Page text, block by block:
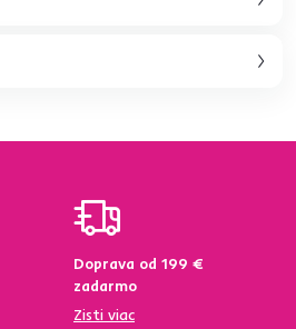
Doprava od 199 €
zadarmo
Zisti viac